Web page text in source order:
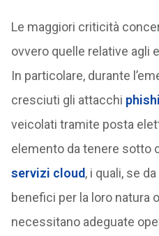
Le maggiori criticità
ovvero quelle relative agli
In particolare, durante
cresciuti gli attacchi
veicolati tramite posta
elemento da tenere sotto
servizi cloud, i quali, se
benefici per la loro natura
necessitano adeguate